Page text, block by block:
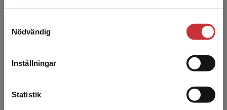
Nödvändig
Inställningar
Statistik
studentlitteratur.se via en enhet utanför Sverige.
Vi erbjuder inte leveranser utanför Sverige. För
att kunna slutföra ett köp måste
förkärlek för second hand, gammal musik och
jämlikhetsfrågor i hälso...